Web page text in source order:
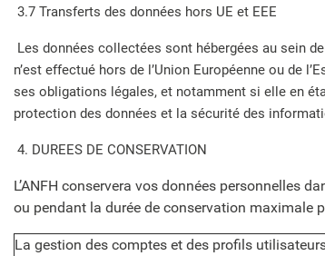
3.7 Transferts des données hors UE et EEE
Les données collectées sont hébergées au sein
n’est effectué hors de l’Union Européenne ou de
ses obligations légales, et notamment si elle en
protection des données et la sécurité des
4. DUREES DE CONSERVATION
L’ANFH conservera vos données personnelles
ou pendant la durée de conservation maximale
La gestion des comptes et des profils